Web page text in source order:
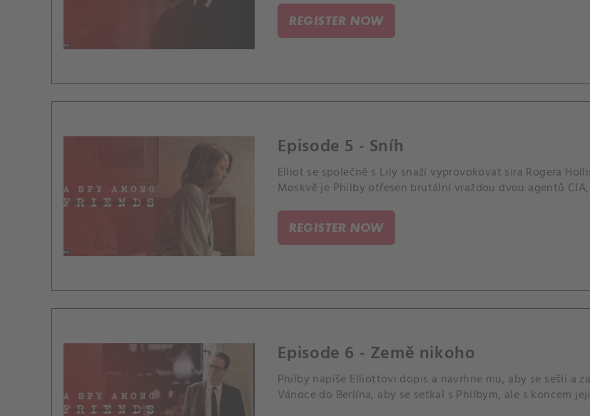
REGISTER NOW
Episode 5 - Sníh
Elliot se společně s Lily snaží vyprovokovat sira Rogera
Moskvě je Philby otřesen brutální vraždou dvou agentů
REGISTER NOW
Episode 6 - Země nikoho
Philby napíše Elliottovi dopis a navrhne mu, aby se sešli a
Vánoce do Berlína, aby se setkal s Philbym, ale s koncem